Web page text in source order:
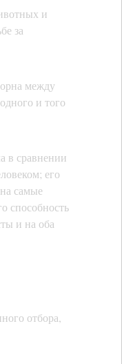
и
за
между
и того
в сравнении
его
самые
способность
и на оба
отбора,